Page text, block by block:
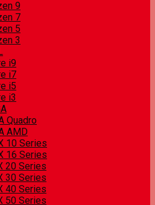
9
7
5
3
i9
i7
i5
i3
Quadro
AMD
10 Series
16 Series
20 Series
30 Series
40 Series
50 Series